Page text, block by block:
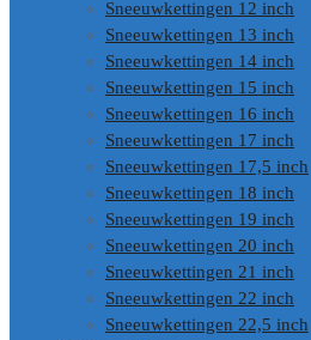
Sneeuwkettingen 12 inch
Sneeuwkettingen 13 inch
Sneeuwkettingen 14 inch
Sneeuwkettingen 15 inch
Sneeuwkettingen 16 inch
Sneeuwkettingen 17 inch
Sneeuwkettingen 17,5 inch
Sneeuwkettingen 18 inch
Sneeuwkettingen 19 inch
Sneeuwkettingen 20 inch
Sneeuwkettingen 21 inch
Sneeuwkettingen 22 inch
Sneeuwkettingen 22,5 inch